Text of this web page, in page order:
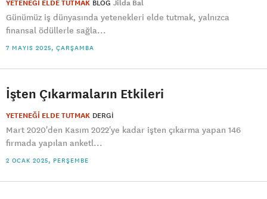
YETENEĞİ ELDE TUTMAK BLOG Jilda Bal
Günümüz iş dünyasında yetenekleri elde tutmak, yalnızca
finansal ödüllerle sağla...
7 MAYIS 2025, ÇARŞAMBA
İşten Çıkarmaların Etkileri
YETENEĞİ ELDE TUTMAK DERGI
Mart 2020'den Kasım 2022'ye kadar işten çıkarma yapan 146
firmada yapılan anketl...
2 OCAK 2025, PERŞEMBE